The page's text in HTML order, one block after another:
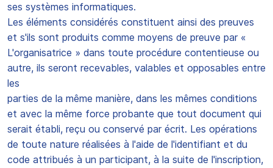
ses systèmes informatiques.
Les éléments considérés constituent ainsi des preuves
et s'ils sont produits comme moyens de preuve par «
L'organisatrice » dans toute procédure contentieuse ou
autre, ils seront recevables, valables et opposables entre
les
parties de la même manière, dans les mêmes conditions
et avec la même force probante que tout document qui
serait établi, reçu ou conservé par écrit. Les opérations
de toute nature réalisées à l'aide de l'identifiant et du
code attribués à un participant, à la suite de l'inscription,